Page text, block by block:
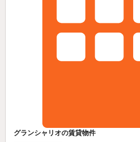
グランシャリオの賃貸物件